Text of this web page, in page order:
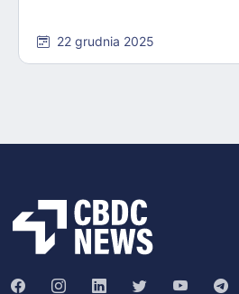
22 grudnia 2025